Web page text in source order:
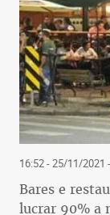
16:52 - 25/11/2021
Bares e
lucrar 90% a